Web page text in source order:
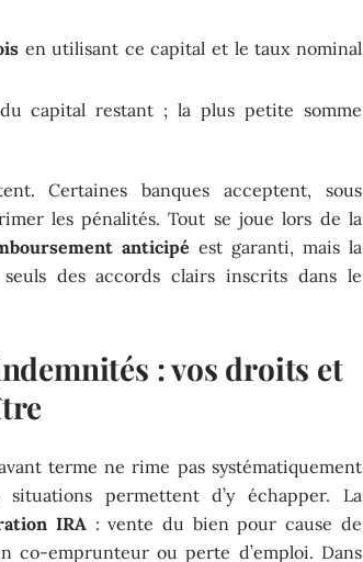
en utilisant ce capital et le taux nominal
capital restant ; la plus petite somme
Certaines banques acceptent, sous
les pénalités. Tout se joue lors de la
anticipé est garanti, mais la
seuls des accords clairs inscrits dans le
: vos droits et
terme ne rime pas systématiquement
situations permettent d’y échapper. La
IRA: vente du bien pour cause de
co-emprunteur ou perte d’emploi. Dans